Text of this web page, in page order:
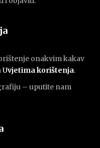
onakvim kakav
Uvjetima korištenja.
– uputite nam